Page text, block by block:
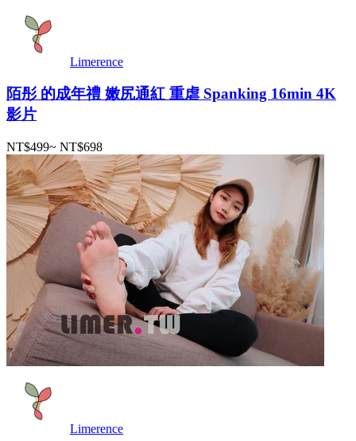
Limerence
陌彤 的成年禮 嫩尻通紅 重虐 Spanking 16min 4K
影片
NT$499~ NT$698
Limerence